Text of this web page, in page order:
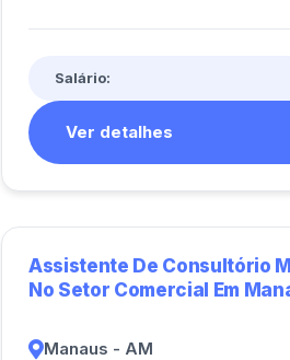
Salário:
Ver detalhes
Assistente De Consultório
No Setor Comercial Em
Manaus - AM